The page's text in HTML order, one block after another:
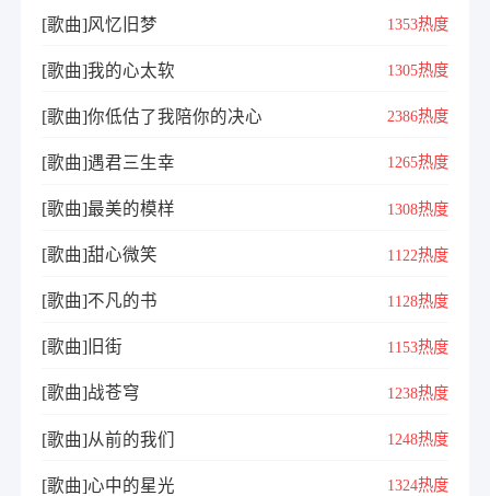
[歌曲]风忆旧梦 1353热度
[歌曲]我的心太软 1305热度
[歌曲]你低估了我陪你的决心 2386热度
[歌曲]遇君三生幸 1265热度
[歌曲]最美的模样 1308热度
[歌曲]甜心微笑 1122热度
[歌曲]不凡的书 1128热度
[歌曲]旧街 1153热度
[歌曲]战苍穹 1238热度
[歌曲]从前的我们 1248热度
[歌曲]心中的星光 1324热度